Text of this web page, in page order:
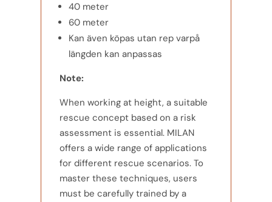
40 meter
60 meter
Kan även köpas utan rep varpå
längden kan anpassas
Note:
When working at height, a suitable
rescue concept based on a risk
assessment is essential. MILAN
offers a wide range of applications
for different rescue scenarios. To
master these techniques, users
must be carefully trained by a